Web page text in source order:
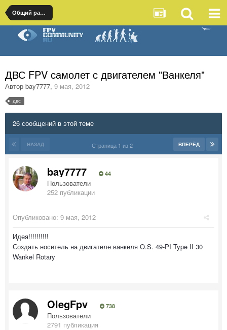
Общий раздел
ДВС FPV самолет с двигателем "Ванкеля"
Автор bay7777, 9 мая, 2012
двс
26 сообщений в этой теме
НАЗАД ВПЕРЁД
Страница 1 из 2
bay7777 44
Пользователи
252 публикации
Опубликовано: 9 мая, 2012
Идея!!!!!!!!!!
Создать носитель на двигателе ванкеля O.S. 49-PI Type II 30
Wankel Rotary
OlegFpv 738
Пользователи
2791 публикация